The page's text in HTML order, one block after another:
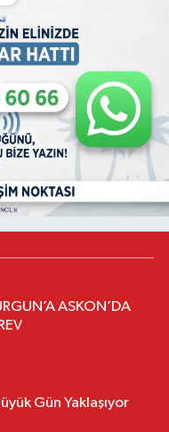
ASKON’DA
Gün Yaklaşıyor